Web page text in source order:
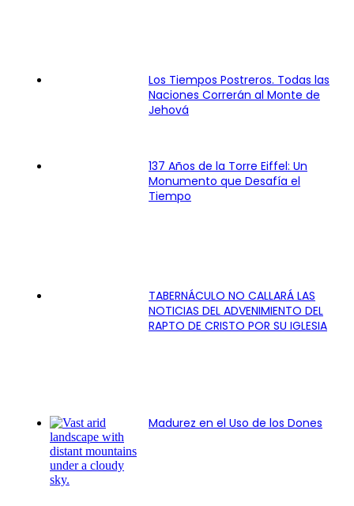
Los Tiempos Postreros. Todas las
Naciones Correrán al Monte de
Jehová
137 Años de la Torre Eiffel: Un
Monumento que Desafía el
Tiempo
TABERNÁCULO NO CALLARÁ LAS
NOTICIAS DEL ADVENIMIENTO DEL
RAPTO DE CRISTO POR SU IGLESIA
Madurez en el Uso de los Dones